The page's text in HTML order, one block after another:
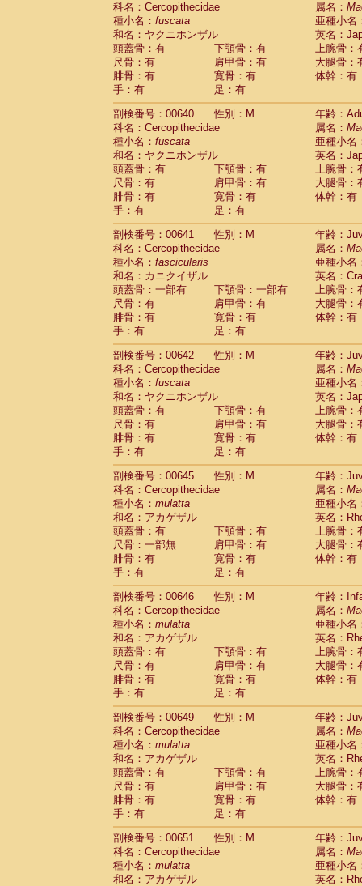
科名：Cercopithecidae
属名：
種小名： fuscata
亜種小名
和名：ヤクニホンザル
英名：
頭蓋骨：有
下顎骨：有
上腕骨：
尺骨：有
肩甲骨：有
大腿骨：
腓骨：有
寛骨：有
体幹：有
手：有
足：有
剖検番号：00640
性別：M
年齢：
科名：Cercopithecidae
属名：
種小名： fuscata
亜種小名
和名：ヤクニホンザル
英名：
頭蓋骨：有
下顎骨：有
上腕骨：
尺骨：有
肩甲骨：有
大腿骨：
腓骨：有
寛骨：有
体幹：有
手：有
足：有
剖検番号：00641
性別：M
年齢：
科名：Cercopithecidae
属名：
種小名： fascicularis
亜種小名
和名：カニクイザル
英名：
頭蓋骨：一部有
下顎骨：一部有
上腕骨：
尺骨：有
肩甲骨：有
大腿骨：
腓骨：有
寛骨：有
体幹：有
手：有
足：有
剖検番号：00642
性別：M
年齢：
科名：Cercopithecidae
属名：
種小名： fuscata
亜種小名
和名：ヤクニホンザル
英名：
頭蓋骨：有
下顎骨：有
上腕骨：
尺骨：有
肩甲骨：有
大腿骨：
腓骨：有
寛骨：有
体幹：有
手：有
足：有
剖検番号：00645
性別：M
年齢：
科名：Cercopithecidae
属名：
種小名： mulatta
亜種小名
和名：アカゲザル
英名：
頭蓋骨：有
下顎骨：有
上腕骨：
尺骨：一部無
肩甲骨：有
大腿骨：
腓骨：有
寛骨：有
体幹：有
手：有
足：有
剖検番号：00646
性別：M
年齢：
科名：Cercopithecidae
属名：
種小名： mulatta
亜種小名
和名：アカゲザル
英名：
頭蓋骨：有
下顎骨：有
上腕骨：
尺骨：有
肩甲骨：有
大腿骨：
腓骨：有
寛骨：有
体幹：有
手：有
足：有
剖検番号：00649
性別：M
年齢：
科名：Cercopithecidae
属名：
種小名： mulatta
亜種小名
和名：アカゲザル
英名：
頭蓋骨：有
下顎骨：有
上腕骨：
尺骨：有
肩甲骨：有
大腿骨：
腓骨：有
寛骨：有
体幹：有
手：有
足：有
剖検番号：00651
性別：M
年齢：
科名：Cercopithecidae
属名：
種小名： mulatta
亜種小名
和名：アカゲザル
英名：